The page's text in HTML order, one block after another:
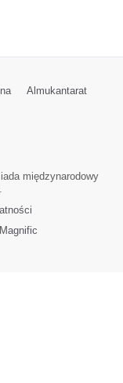
Almukantarat
międzynarodowy
Magnific